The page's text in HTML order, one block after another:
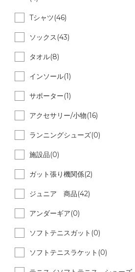
Tシャツ(46)
ソックス(43)
タオル(8)
インソール(1)
サポーター(1)
アクセサリー/小物(16)
ランニングシューズ(0)
施設品(0)
ガット張り機関係(2)
ジュニア 商品(42)
アンダーギア(0)
ソフトテニスガット(0)
ソフトテニスラケット(0)